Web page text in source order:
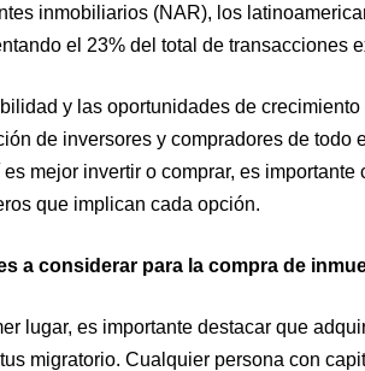
inmobiliarios (NAR), los
el 23% del total de transacciones
y las oportunidades de
de inversores y compradores de
es mejor invertir o comprar, es
que implican cada opción.
a considerar para la compra de
lugar, es importante destacar que
migratorio. Cualquier persona con